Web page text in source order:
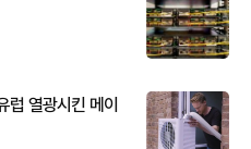
럽 열광시킨 메이